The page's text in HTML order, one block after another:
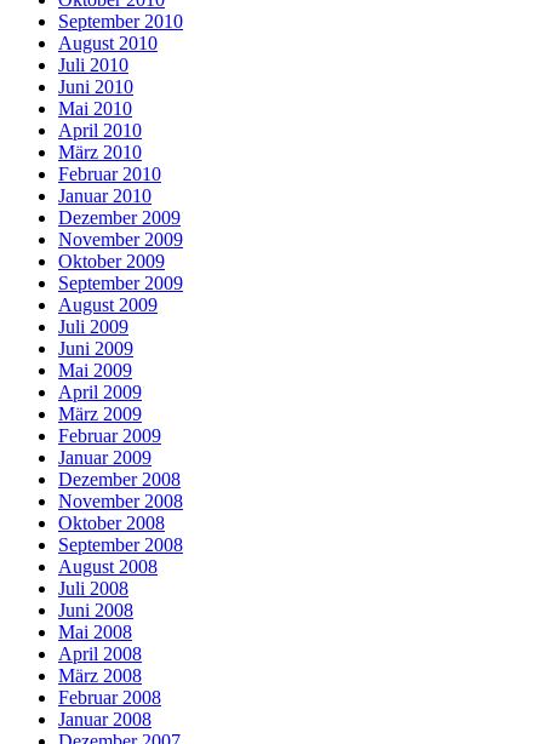
September 2010
August 2010
Juli 2010
Juni 2010
Mai 2010
April 2010
März 2010
Februar 2010
Januar 2010
Dezember 2009
November 2009
Oktober 2009
September 2009
August 2009
Juli 2009
Juni 2009
Mai 2009
April 2009
März 2009
Februar 2009
Januar 2009
Dezember 2008
November 2008
Oktober 2008
September 2008
August 2008
Juli 2008
Juni 2008
Mai 2008
April 2008
März 2008
Februar 2008
Januar 2008